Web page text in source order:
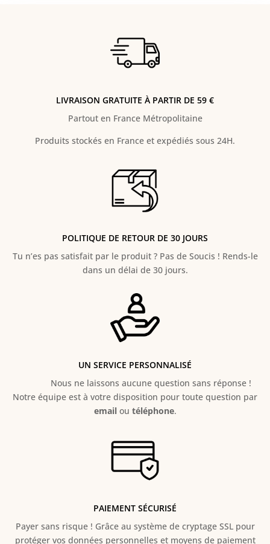
LIVRAISON GRATUITE À PARTIR DE 59 €
Partout en France Métropolitaine
Produits stockés en France et expédiés sous 24H.
POLITIQUE DE RETOUR DE 30 JOURS
Tu n’es pas satisfait par le produit ? Pas de Soucis ! Rends-le
dans un délai de 30 jours.
UN SERVICE PERSONNALISÉ
Nous ne laissons aucune question sans réponse !
Notre équipe est à votre disposition pour toute question par
emailou téléphone.
PAIEMENT SÉCURISÉ
Payer sans risque ! Grâce au système de cryptage SSL pour
protéger vos données personnelles et moyens de paiement